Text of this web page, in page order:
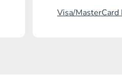
Visa/MasterCard